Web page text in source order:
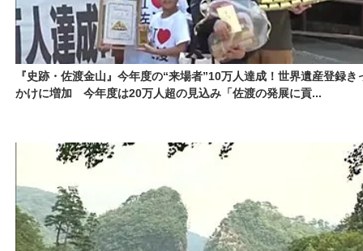
『史跡・佐渡金山』今年度の“来場者”10万人達成！世界遺産登録き
かけに増加 今年度は20万人超の見込み「佐渡の発展に貢...